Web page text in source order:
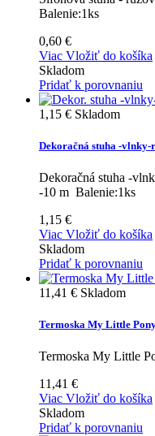
Balenie:1ks
0,60 €
Viac Vložiť do košíka
Skladom
Pridať k porovnaniu
1,15 € Skladom
Dekoračná stuha -vlnky-
Dekoračná stuha -
-10 m Balenie:1ks
1,15 €
Viac Vložiť do košíka
Skladom
Pridať k porovnaniu
11,41 € Skladom
Termoska My Little
Termoska My Little
11,41 €
Viac Vložiť do košíka
Skladom
Pridať k porovnaniu